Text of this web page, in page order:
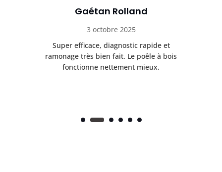
Gaétan Rolland
3 octobre 2025
Super efficace, diagnostic rapide et
ramonage très bien fait. Le poêle à bois
fonctionne nettement mieux.